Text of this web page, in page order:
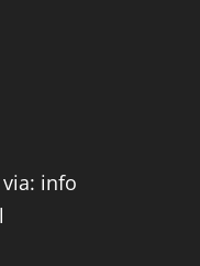
info